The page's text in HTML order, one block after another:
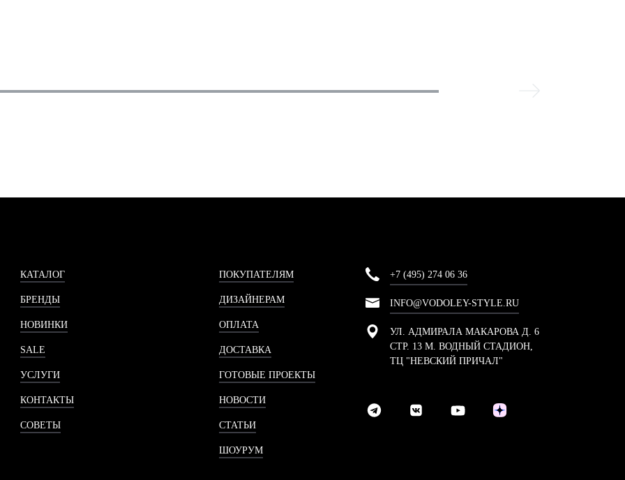
КАТАЛОГ
БРЕНДЫ
НОВИНКИ
SALE
УСЛУГИ
КОНТАКТЫ
СОВЕТЫ
ПОКУПАТЕЛЯМ
ДИЗАЙНЕРАМ
ОПЛАТА
ДОСТАВКА
ГОТОВЫЕ ПРОЕКТЫ
НОВОСТИ
СТАТЬИ
ШОУРУМ
+7 (495) 274 06 36
INFO@VODOLEY-STYLE.RU
УЛ. АДМИРАЛА МАКАРОВА Д. 6
СТР. 13 М. ВОДНЫЙ СТАДИОН,
ТЦ "НЕВСКИЙ ПРИЧАЛ"